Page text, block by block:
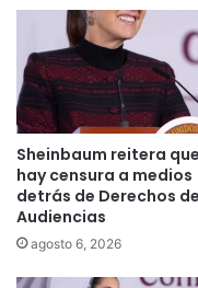
Sheinbaum reitera
hay censura a medios
detrás de Derechos
Audiencias
agosto 6, 2026